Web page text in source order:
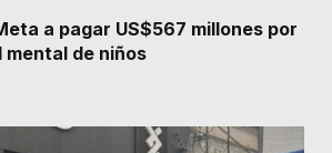
a pagar US$567 millones por
de niños